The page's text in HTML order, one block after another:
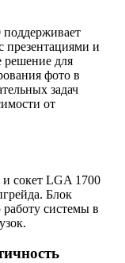
презентациями и
решение для
фото в
задач
от
сокет LGA 1700
Блок
системы в